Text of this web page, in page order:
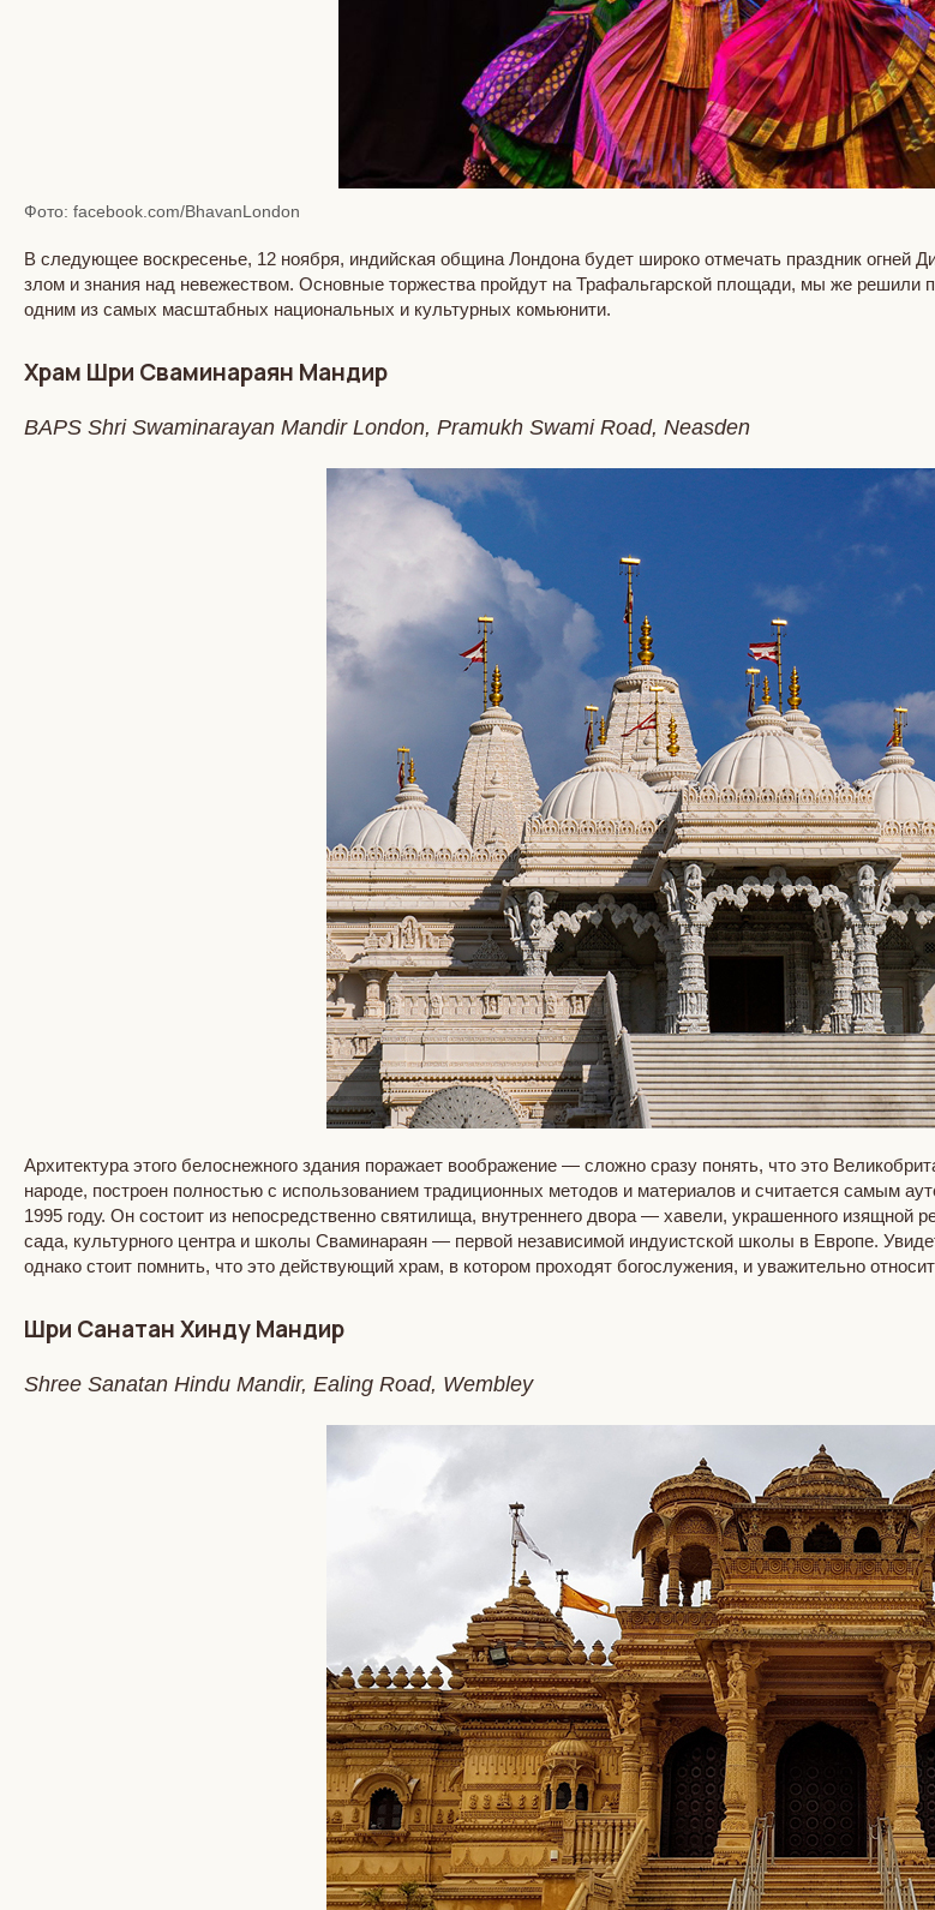
Фото: facebook.com/BhavanLondon
В следующее воскресенье, 12 ноября, индийская община Лондона будет широко отмечать праздник огней
злом и знания над невежеством. Основные торжества пройдут на Трафальгарской площади, мы же решили
одним из самых масштабных национальных и культурных комьюнити.
Храм Шри Сваминараян Мандир
BAPS Shri Swaminarayan Mandir London, Pramukh Swami Road, Neasden
Архитектура этого белоснежного здания поражает воображение — сложно сразу понять, что это
народе, построен полностью с использованием традиционных методов и материалов и считается самым
1995 году. Он состоит из непосредственно святилища, внутреннего двора — хавели, украшенного изящной
сада, культурного центра и школы Сваминараян — первой независимой индуистской школы в Европе.
однако стоит помнить, что это действующий храм, в котором проходят богослужения, и уважительно
Шри Санатан Хинду Мандир
Shree Sanatan Hindu Mandir, Ealing Road, Wembley